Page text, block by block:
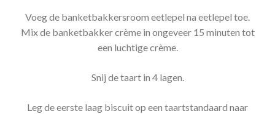
Voeg de banketbakkersroom eetlepel na eetlepel toe.
Mix de banketbakker crème in ongeveer 15 minuten tot
een luchtige crème.
Snij de taart in 4 lagen.
Leg de eerste laag biscuit op een taartstandaard naar